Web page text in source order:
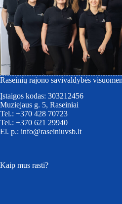
Raseinių rajono savivaldybės
Įstaigos kodas: 303212456
Muziejaus g. 5, Raseiniai
Tel.: +370 428 70723
Tel.: +370 621 29940
El. p.: info@raseiniuvsb.lt
Kaip mus rasti?